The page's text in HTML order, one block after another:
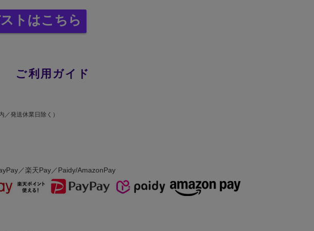
トはこちら
ご利用ガイド
発送休業日除く）
／楽天Pay／Paidy/AmazonPay